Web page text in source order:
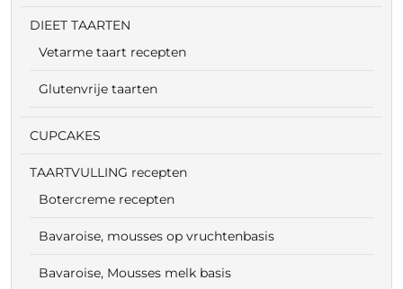
DIEET TAARTEN
Vetarme taart recepten
Glutenvrije taarten
CUPCAKES
TAARTVULLING recepten
Botercreme recepten
Bavaroise, mousses op vruchtenbasis
Bavaroise, Mousses melk basis